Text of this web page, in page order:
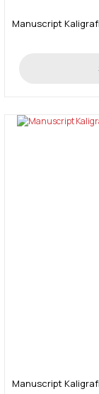
Manuscript
Manuscript